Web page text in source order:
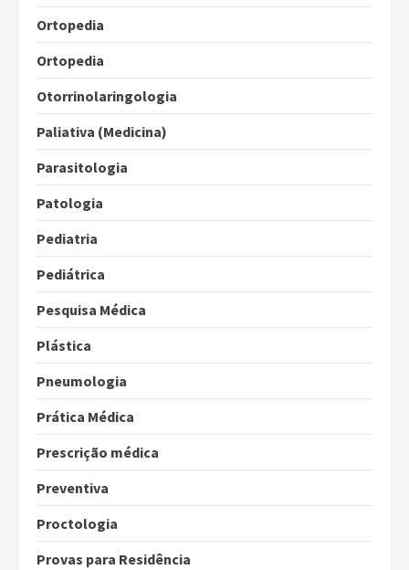
Ortopedia
Ortopedia
Otorrinolaringologia
Paliativa (Medicina)
Parasitologia
Patologia
Pediatria
Pediátrica
Pesquisa Médica
Plástica
Pneumologia
Prática Médica
Prescrição médica
Preventiva
Proctologia
Provas para Residência